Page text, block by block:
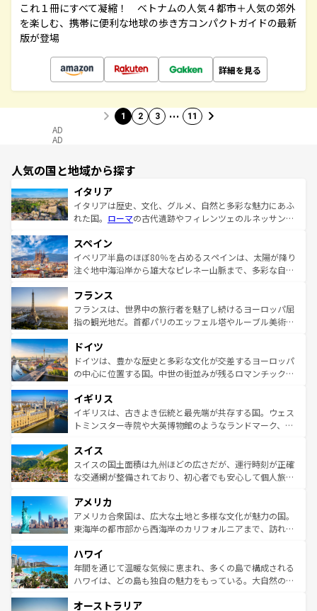
これ１冊にすべて凝縮！ ベトナムの人気４都市＋人気の郊外
を楽しむ、携帯に便利な地球の歩き方コンパクトガイドの最新
版が登場
詳細を見る
1 2 3 … 11
AD
AD
人気の国と地域から探す
イタリア
イタリアは歴史、文化、グルメ、自然と多彩な魅力にあふ
れた国。 ローマの古代遺跡やフィレンツェのルネッサンス
ろん、トスカーナの美しい田園風景やアマルフィ海岸の絶
景など、自然景観も見逃せない。観光の合間には、本場の
ピザやパスタなど、絶品のイタリア料理を堪能することも
ませてくれるイタリアで、忘れられない旅をしてみよう！
なお、新着のイタリア情報はコンテンツ一覧 を参照してほ
しい。
スペイン
イベリア半島のほぼ80％を占めるスペインは、太陽が降り
注ぐ地中海沿岸から雄大なピレネー山脈まで、多彩な自然
文化が根付くこの国では、情熱的なフラメンコ、熱気あふ
れる闘牛、そして美味しいタパスが生活の一部となってい
る。首都マドリードの洗練された雰囲気や、バルセロナの
の城塞都市、穏やかなビーチリゾートまで多彩な表情を見
せる。地方によって風土や気候が異なるスペインはその個
性で訪れる人を魅了する。 なお、新着のスペイン情報はコ
フランス
フランスは、世界中の旅行者を魅了し続けるヨーロッパ屈
指の観光地だ。首都パリのエッフェル塔やルーブル美術館
で、幅広い魅力が詰まっている。華麗な宮殿、歴史的な大
聖堂、美しいビーチ、そして豊かな自然が、訪れる者を心
から魅了する。また、フランスは美食の国としても知ら
いる。シャンパンの発祥地であるランス、プロヴァンスの
香り高いラベンダー畑など、多彩な楽しみ方が可能だ。さ
らに、パリ以外の地域にも魅力が溢れており、どの街角に
れる地方に足を運ぶとそれぞれで全く異なる文化を体験で
きるだろう。 なお、新着のフランス情報はコンテンツ一覧
を参照してほしい。
ドイツ
ドイツは、豊かな歴史と多彩な文化が交差するヨーロッパ
の中心に位置する国。中世の街並みが残るロマンチック街
顔を持つこの国は、どこを歩いても飽きることがない。ベ
ルリンの文化的活気、バイエルン州のアルプスの絶景、そ
してライン川沿いのワイン畑といった風景は必見。ビール
は、お酒好きな人にはぜひ体験してほしい。 なお、新着の
ドイツ情報はコンテンツ一覧を参照してほしい。
イギリス
イギリスは、古きよき伝統と最先端が共存する国。ウェス
トミンスター寺院や大英博物館のようなランドマーク、歴
リアごとに異なる魅力がある。また、優雅なアフタヌーン
ティー、ビール好きにはたまらない英国パブ、サッカー観
戦など、本場だからこそできる体験も豊富。イギリスを旅
ンツ一覧を参照してほしい。
スイス
スイスの国土面積は九州ほどの広さだが、運行時刻が正確
な交通網が整備されており、初心者でも安心して個人旅行
の建物がそのまま残る町や、スイスならではのユニークな
博物館もあり、アルプス観光だけでなく町歩きも満喫する
ことができる。国民の所得が高いため物価も高いが、旅行
ば市内交通費無料で観光を楽しむこともできる。 なお、新
着のスイス情報はコンテンツ一覧 を参照してほしい。
アメリカ
アメリカ合衆国は、広大な土地と多様な文化が魅力の国。
東海岸の都市部から西海岸のカリフォルニアまで、訪れる
のような巨大都市は、観光、ショッピング、エンターテイ
ンメントが詰まった刺激的なスポットだ。一方、アメリカ
西部には大自然が広がり、グランドキャニオンやイエロー
部のニューオーリンズでは、音楽と美食が融合した独特の
ハワイ
年間を通じて温暖な気候に恵まれ、多くの島で構成される
ハワイは、どの島も独自の魅力をもっている。大自然の神
ワイ島は見逃せない。また、定番の観光地といえばオアフ
オーストラリア